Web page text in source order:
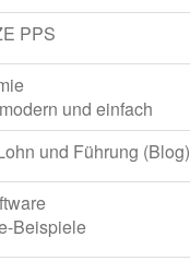
PPS
und einfach
und Führung (Blog)
Beispiele